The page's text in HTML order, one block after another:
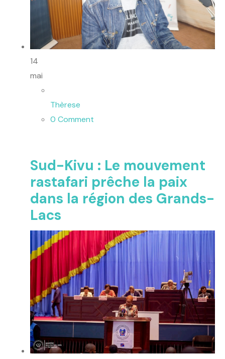
14
mai
Thèrese
0 Comment
Sud-Kivu : Le mouvement
rastafari prêche la paix
dans la région des Grands-
Lacs